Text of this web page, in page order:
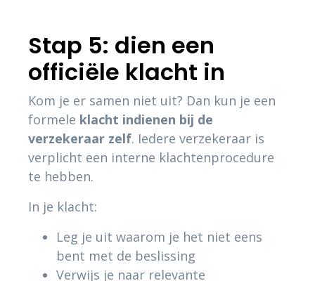
Stap 5: dien een
officiële klacht in
Kom je er samen niet uit? Dan kun je een
formele klacht indienen bij de
verzekeraar zelf. Iedere verzekeraar is
verplicht een interne klachtenprocedure
te hebben.
In je klacht:
Leg je uit waarom je het niet eens
bent met de beslissing
Verwijs je naar relevante